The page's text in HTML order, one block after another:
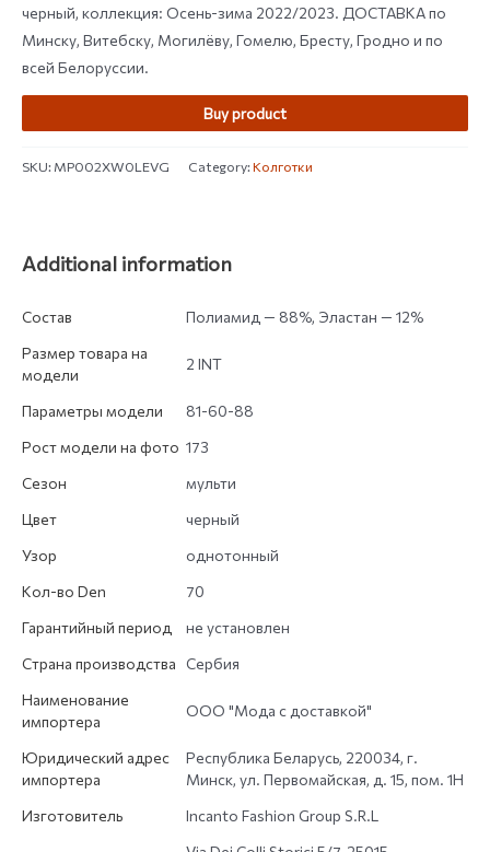
customer
rating
черный, коллекция: Осень-зима 2022/2023. ДОСТАВКА по
Минску, Витебску, Могилёву, Гомелю, Бресту, Гродно и по
всей Белоруссии.
Buy product
SKU:MP002XW0LEVG Category:Колготки
Additional information
Состав
Полиамид — 88%, Эластан — 12%
Размер товара на
модели
2 INT
Параметры модели
81-60-88
Рост модели на фото 173
Сезон
мульти
Цвет
черный
Узор
однотонный
Кол-во Den
70
Гарантийный период
не установлен
Страна производства Сербия
Наименование
импортера
ООО "Мода с доставкой"
Юридический адрес
импортера
Республика Беларусь, 220034, г.
Минск, ул. Первомайская, д. 15, пом. 1Н
Изготовитель
Incanto Fashion Group S.R.L